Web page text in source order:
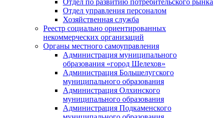
Отдел управления персоналом
Хозяйственная служба
Реестр социально ориентированных
некоммерческих организаций
Органы местного самоуправления
Администрация муниципального
образования «город Шелехов»
Администрация Большелугского
муниципального образования
Администрация Олхинского
муниципального образования
Администрация Подкаменского